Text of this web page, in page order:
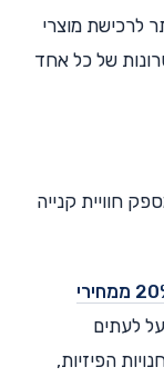
לרכישת מוצרי
של כל אחד
2015, ומספק חוויית קנייה
נמוכים ב-20% ממחירי
לעתים
הפיזיות,